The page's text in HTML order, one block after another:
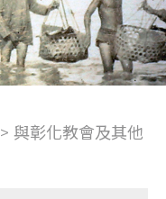
> 與彰化教會及其他